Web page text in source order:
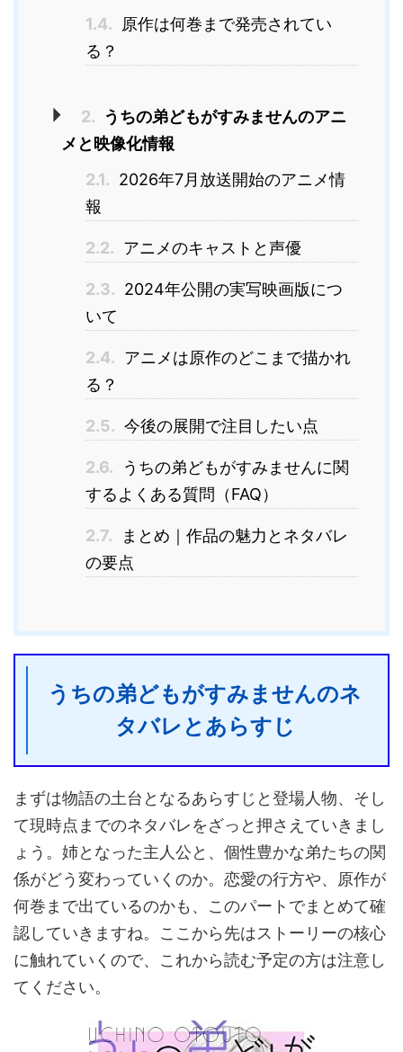
1.4.
原作は何巻まで発売されてい
る？
2. うちの弟どもがすみませんのアニ
メと映像化情報
2.1. 2026年7月放送開始のアニメ情
報
2.2. アニメのキャストと声優
2.3. 2024年公開の実写映画版につ
いて
2.4. アニメは原作のどこまで描かれ
る？
2.5. 今後の展開で注目したい点
2.6.
うちの弟どもがすみませんに関
するよくある質問（FAQ）
2.7.
まとめ｜作品の魅力とネタバレ
の要点
うちの弟どもがすみませんのネ
タバレとあらすじ
まずは物語の土台となるあらすじと登場人物、そし
て現時点までのネタバレをざっと押さえていきまし
ょう。姉となった主人公と、個性豊かな弟たちの関
係がどう変わっていくのか。恋愛の行方や、原作が
何巻まで出ているのかも、このパートでまとめて確
認していきますね。ここから先はストーリーの核心
に触れていくので、これから読む予定の方は注意し
てください。